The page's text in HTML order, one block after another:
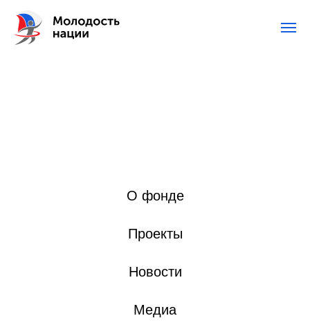
О фонде
Проекты
Медиа
Новости